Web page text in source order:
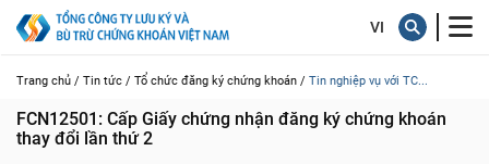
Trang chủ / Tin tức / Tổ chức đăng ký chứng khoán / Tin nghiệp vụ với TC...
FCN12501: Cấp Giấy chứng nhận đăng ký chứng khoán
thay đổi lần thứ 2